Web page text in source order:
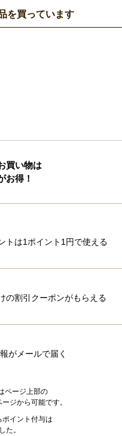
を買っています
買い物は
お得！
トは1ポイント1円で使える
の割引クーポンがもらえる
がメールで届く
ページ上部の
ジから可能です。
イント付与は
た。